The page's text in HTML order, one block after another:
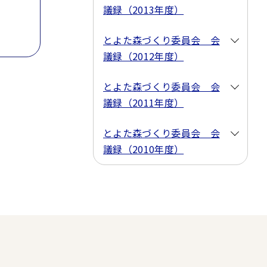
議録（2013年度）
とよた森づくり委員会 会
議録（2012年度）
とよた森づくり委員会 会
議録（2011年度）
とよた森づくり委員会 会
議録（2010年度）